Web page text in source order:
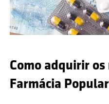
Como adquirir
Farmácia Popular